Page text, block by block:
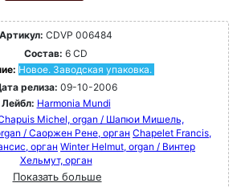
Артикул: CDVP 006484
Состав: 6 CD
Новое. Заводская упаковка.
релиза: 09-10-2006
Лейбл: Harmonia Mundi
Michel, organ / Шапюи Мишель,
/ Саоржен Рене, орган Chapelet Francis,
орган Winter Helmut, organ / Винтер
Хельмут, орган
Показать больше